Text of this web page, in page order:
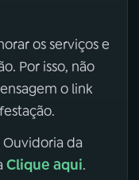
os serviços e
Por isso, não
o link
Ouvidoria da
Clique aqui.